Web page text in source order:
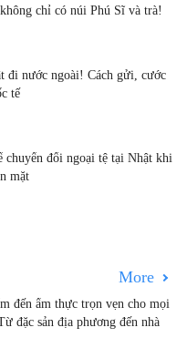
gần Tokyo - nơi không chỉ có núi Phú Sĩ và trà!
đi nước ngoài! Cách gửi, cước
tế
chuyển đổi ngoại tệ tại Nhật khi
mặt
More
đến ẩm thực trọn vẹn cho mọi
đặc sản địa phương đến nhà